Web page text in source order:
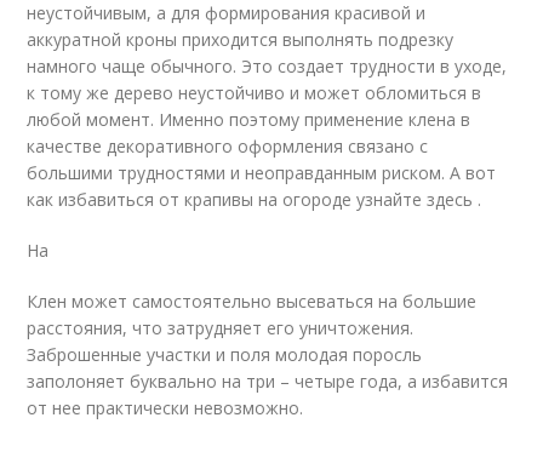
неустойчивым, а для формирования красивой и
аккуратной кроны приходится выполнять подрезку
намного чаще обычного. Это создает трудности в уходе,
к тому же дерево неустойчиво и может обломиться в
любой момент. Именно поэтому применение клена в
качестве декоративного оформления связано с
большими трудностями и неоправданным риском. А вот
как избавиться от крапивы на огороде узнайте здесь .
На
Клен может самостоятельно высеваться на большие
расстояния, что затрудняет его уничтожения.
Заброшенные участки и поля молодая поросль
заполоняет буквально на три – четыре года, а избавится
от нее практически невозможно.